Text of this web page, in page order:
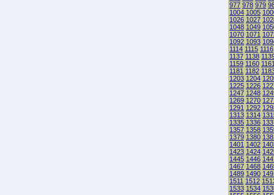
977 978 979
1004 1005
1026 1027
1048 1049
1070 1071
1092 1093
1114 1115 1116
1137 1138
1159 1160 1161
1181 1182
1203 1204
1225 1226
1247 1248
1269 1270
1291 1292
1313 1314
1335 1336
1357 1358
1379 1380
1401 1402
1423 1424
1445 1446
1467 1468
1489 1490
1511 1512
1533 1534